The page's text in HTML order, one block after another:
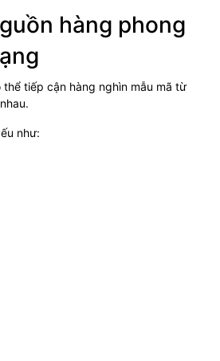
hàng phong
tiếp cận hàng nghìn mẫu mã từ
như: